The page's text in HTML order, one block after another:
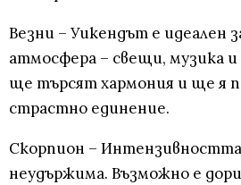
Везни – Уикендът е идеален
атмосфера – свещи, музика
ще търсят хармония и ще я
страстно единение.
Скорпион –
неудържима. Възможно е